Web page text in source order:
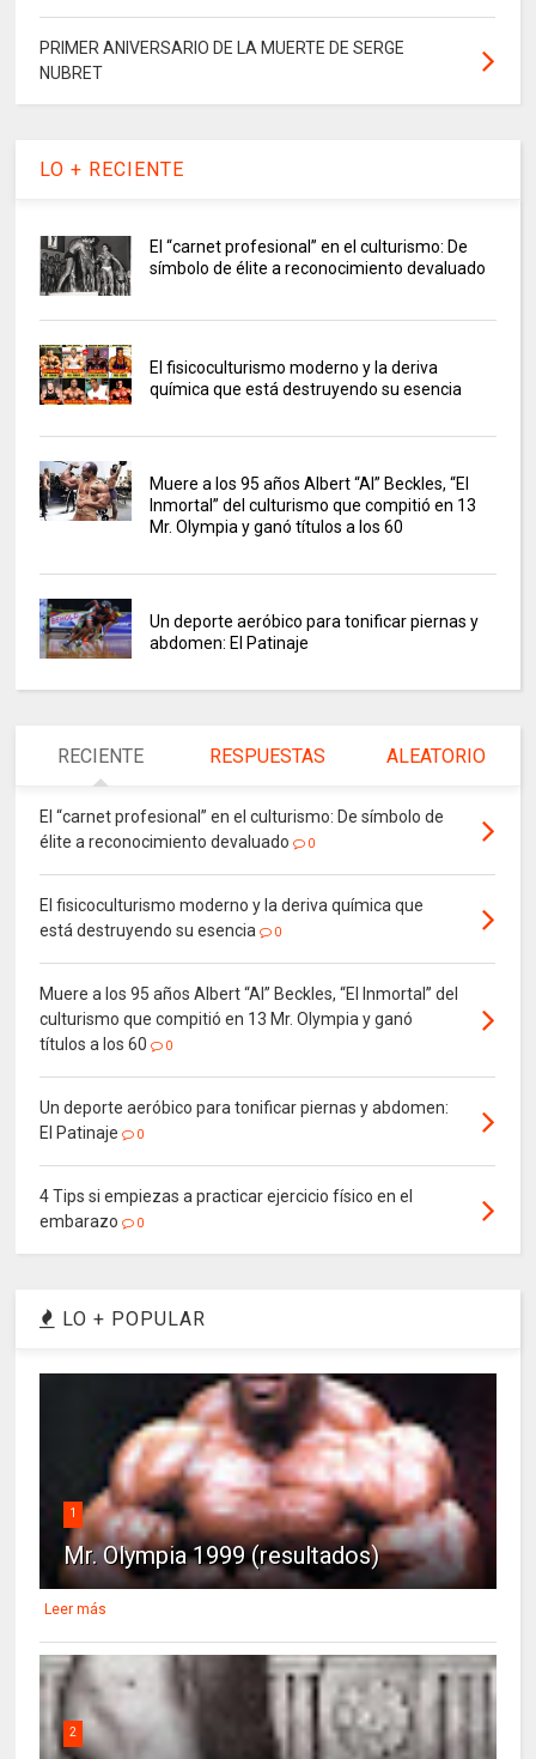
PRIMER ANIVERSARIO DE LA MUERTE DE SERGE
NUBRET
LO + RECIENTE
El “carnet profesional” en el culturismo: De
símbolo de élite a reconocimiento devaluado
El fisicoculturismo moderno y la deriva
química que está destruyendo su esencia
Muere a los 95 años Albert “Al” Beckles, “El
Inmortal” del culturismo que compitió en 13
Mr. Olympia y ganó títulos a los 60
Un deporte aeróbico para tonificar piernas y
abdomen: El Patinaje
RECIENTE RESPUESTAS ALEATORIO
El “carnet profesional” en el culturismo: De símbolo de
élite a reconocimiento devaluado
0
El fisicoculturismo moderno y la deriva química que
está destruyendo su esencia
0
Muere a los 95 años Albert “Al” Beckles, “El Inmortal” del
culturismo que compitió en 13 Mr. Olympia y ganó
títulos a los 60
0
Un deporte aeróbico para tonificar piernas y abdomen:
El Patinaje
0
4 Tips si empiezas a practicar ejercicio físico en el
embarazo
0
LO + POPULAR
1
Mr. Olympia 1999 (resultados)
Leer más
2